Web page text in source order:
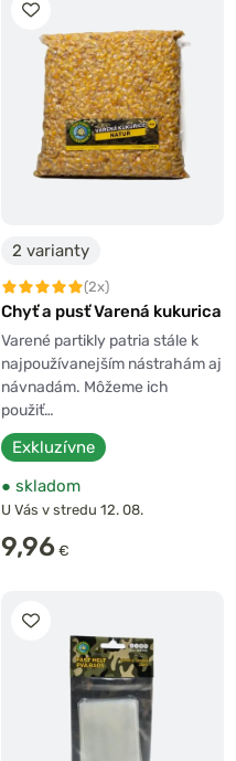
2 varianty
(2x)
Chyť a pusť Varená kukurica
Varené partikly patria stále k
najpoužívanejším nástrahám aj
návnadám. Môžeme ich
použiť…
Exkluzívne
● skladom
U Vás v stredu 12. 08.
9,96 €